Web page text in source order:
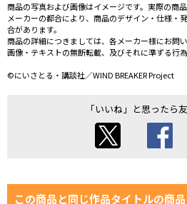
商品の写真および画像はイメージです。実際の商
メーカーの都合により、商品のデザイン・仕様・
合があります。
商品の詳細につきましては、各メーカー様にお問
画像・テキストの無断転載、及びそれに準ずる行
©にいさとる・講談社／WIND BREAKER Project
「いいね」と思ったら
この商品と同じ作品タイトルの商品